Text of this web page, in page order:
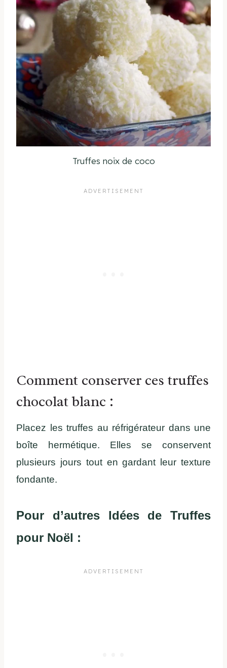
Truffes noix de coco
Comment conserver ces truffes
chocolat blanc :
Placez les truffes au réfrigérateur dans une
boîte hermétique. Elles se conservent
plusieurs jours tout en gardant leur texture
fondante.
Pour d’autres Idées de Truffes
pour Noël :